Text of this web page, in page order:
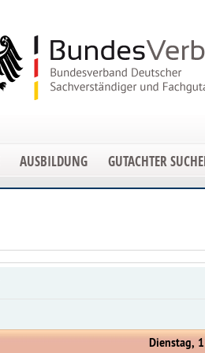
AUSBILDUNG GUTACHTER
Dienstag,